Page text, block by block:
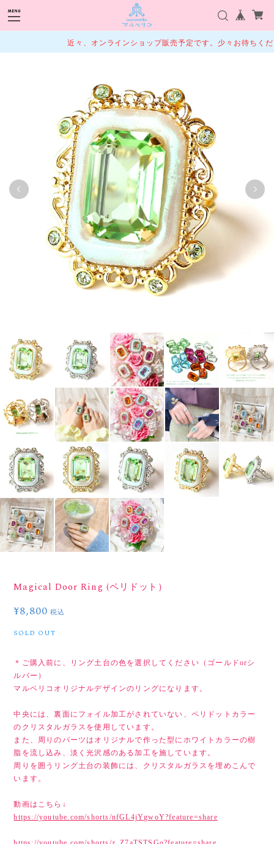
近々、オンラインショップ販売予定です。少々お待ちくださ
Magical Door Ring (ペリドット）
¥8,800 税込
SOLD OUT
＊ご購入前に、リング土台の色を選択してください（ゴールドorシ
ルバー）
マルベリコオリジナルデザインのリングになります。
中央には、裏面にフォイル加工がされていない、ペリドットカラー
のクリスタルガラスを使用しています。
また、周りのパーツはオリジナルで作った型にホワイトカラーの樹
脂を流し込み、淡く光沢感のある加工を施しています。
周りを囲うリング土台の装飾には、クリスタルガラスを埋めこんで
います。
動画はこちら↓
https://youtube.com/shorts/nfGL4jYgwoY?feature=share